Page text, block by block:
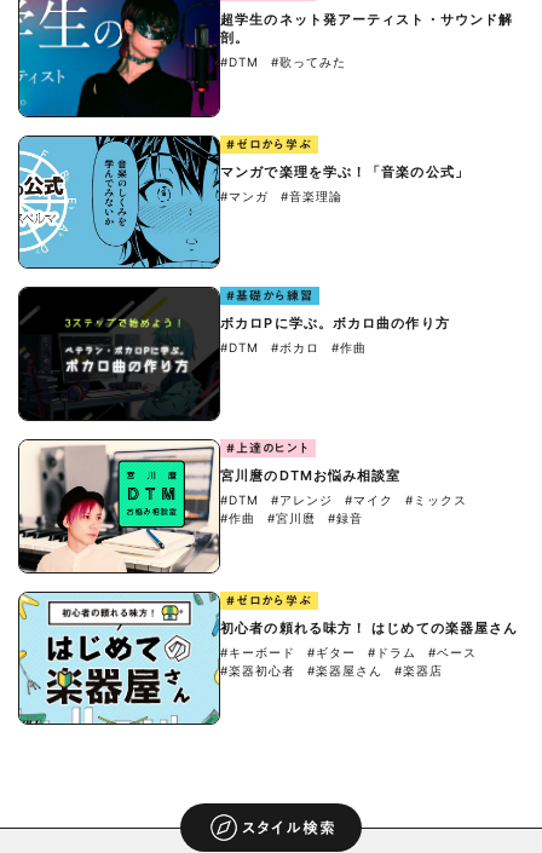
超学生のネット発アーティスト・サウンド解
剖。
#DTM #歌ってみた
#ゼロから学ぶ
マンガで楽理を学ぶ！「音楽の公式」
#マンガ #音楽理論
#基礎から練習
ボカロPに学ぶ。ボカロ曲の作り方
#DTM #ボカロ #作曲
#上達のヒント
宮川麿のDTMお悩み相談室
#DTM #アレンジ #マイク
#ミックス
#作曲
#宮川麿 #録音
#ゼロから学ぶ
初心者の頼れる味方！ はじめての楽器屋さん
#キーボード #ギター #ドラム
#ベース
#楽器初心者
#楽器屋さん #楽器店
スタイル検索